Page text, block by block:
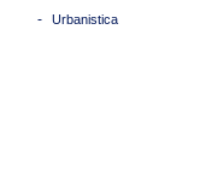
- Urbanistica